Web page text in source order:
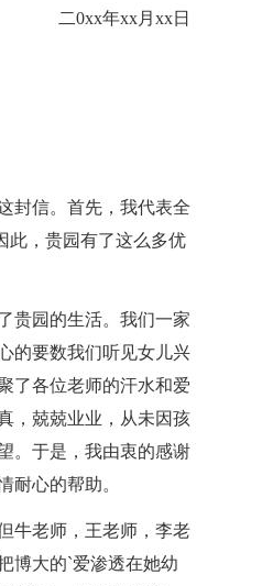
二0xx年xx月xx日
封信。首先，我代表全
此，贵园有了这么多优
贵园的生活。我们一家
的要数我们听见女儿兴
了各位老师的汗水和爱
，兢兢业业，从未因孩
。于是，我由衷的感谢
耐心的帮助。
牛老师，王老师，李老
博大的`爱渗透在她幼